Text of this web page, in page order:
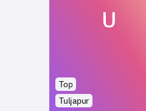
U
Top
Tuljapur